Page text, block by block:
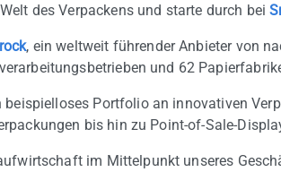
des Verpackens und starte durch bei
, ein weltweit führender Anbieter von
und 62
beispielloses Portfolio an innovativen
bis hin zu Point-of-Sale-
im Mittelpunkt unseres